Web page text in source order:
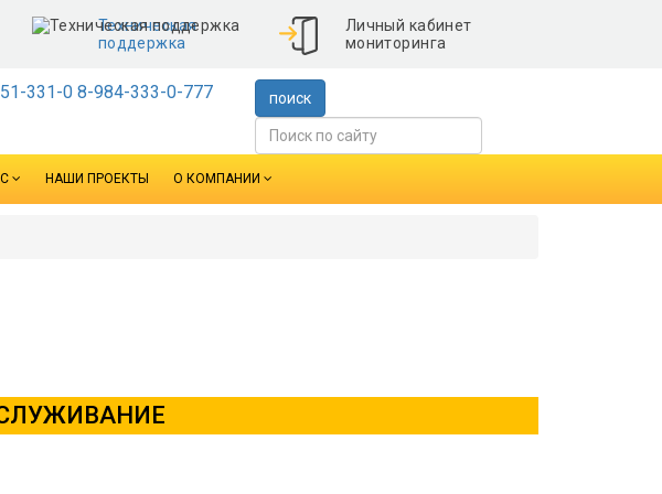
Техническая
поддержка
Личный кабинет
мониторинга
331-0 8-984-333-0-777 поиск
НАШИ ПРОЕКТЫ О КОМПАНИИ